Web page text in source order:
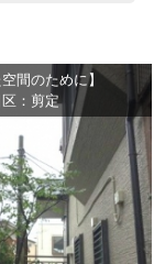
空間のために】
：剪定